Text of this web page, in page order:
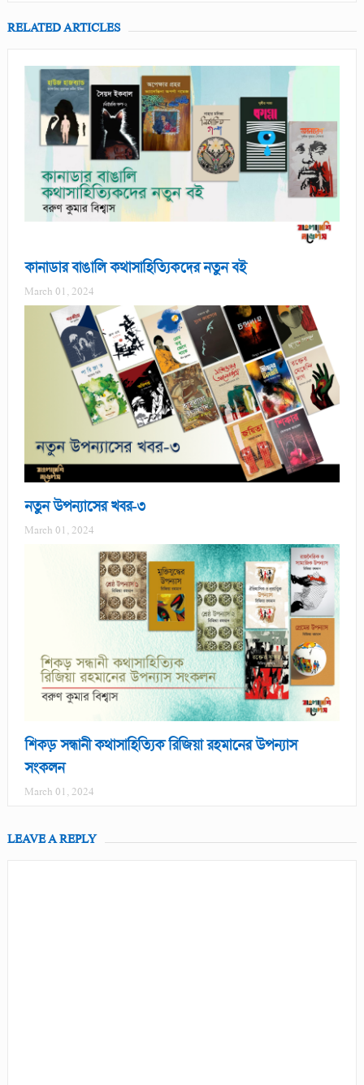
RELATED ARTICLES
কানাডার বাঙালি কথাসাহিত্যিকদের নতুন বই
March 01, 2024
নতুন উপন্যাসের খবর-৩
March 01, 2024
শিকড় সন্ধানী কথাসাহিত্যিক রিজিয়া রহমানের উপন্যাস
সংকলন
March 01, 2024
LEAVE A REPLY